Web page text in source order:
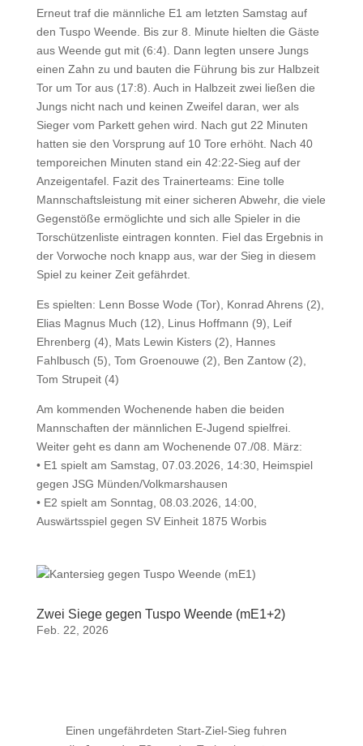
Erneut traf die männliche E1 am letzten Samstag auf
den Tuspo Weende. Bis zur 8. Minute hielten die Gäste
aus Weende gut mit (6:4). Dann legten unsere Jungs
einen Zahn zu und bauten die Führung bis zur Halbzeit
Tor um Tor aus (17:8). Auch in Halbzeit zwei ließen die
Jungs nicht nach und keinen Zweifel daran, wer als
Sieger vom Parkett gehen wird. Nach gut 22 Minuten
hatten sie den Vorsprung auf 10 Tore erhöht. Nach 40
temporeichen Minuten stand ein 42:22-Sieg auf der
Anzeigentafel. Fazit des Trainerteams: Eine tolle
Mannschaftsleistung mit einer sicheren Abwehr, die viele
Gegenstöße ermöglichte und sich alle Spieler in die
Torschützenliste eintragen konnten. Fiel das Ergebnis in
der Vorwoche noch knapp aus, war der Sieg in diesem
Spiel zu keiner Zeit gefährdet.
Es spielten: Lenn Bosse Wode (Tor), Konrad Ahrens (2),
Elias Magnus Much (12), Linus Hoffmann (9), Leif
Ehrenberg (4), Mats Lewin Kisters (2), Hannes
Fahlbusch (5), Tom Groenouwe (2), Ben Zantow (2),
Tom Strupeit (4)
Am kommenden Wochenende haben die beiden
Mannschaften der männlichen E-Jugend spielfrei.
Weiter geht es dann am Wochenende 07./08. März:
• E1 spielt am Samstag, 07.03.2026, 14:30, Heimspiel
gegen JSG Münden/Volkmarshausen
• E2 spielt am Sonntag, 08.03.2026, 14:00,
Auswärtsspiel gegen SV Einheit 1875 Worbis
Zwei Siege gegen Tuspo Weende (mE1+2)
Feb. 22, 2026
Einen ungefährdeten Start-Ziel-Sieg fuhren